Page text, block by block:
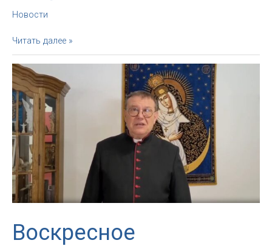
Новости
Епископ
Казимир
Великоселец,
старейший
католический
иерарх
в
Беларуси,
скончался
в
возрасте
81
года
Читать далее »
Воскресное